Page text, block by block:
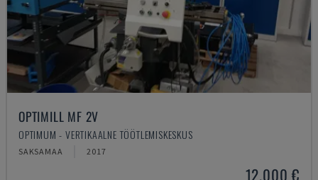
OPTIMILL MF 2V
OPTIMUM - VERTIKAALNE TÖÖTLEMISKESKUS
SAKSAMAA 2017
12.000 €